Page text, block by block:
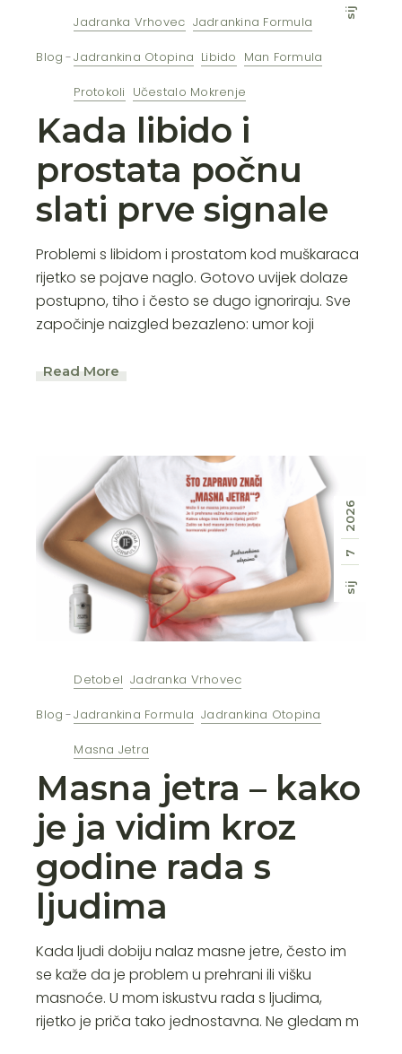
sij
Blog
Jadranka Vrhovec Jadrankina Formula
Jadrankina Otopina Libido Man Formula
Protokoli Učestalo Mokrenje
Kada libido i
prostata počnu
slati prve signale
Problemi s libidom i prostatom kod muškaraca
rijetko se pojave naglo. Gotovo uvijek dolaze
postupno, tiho i često se dugo ignoriraju. Sve
započinje naizgled bezazleno: umor koji
Read More
sij
7
2026
Blog
Detobel Jadranka Vrhovec
Jadrankina Formula Jadrankina Otopina
Masna Jetra
Masna jetra – kako
je ja vidim kroz
godine rada s
ljudima
Kada ljudi dobiju nalaz masne jetre, često im
se kaže da je problem u prehrani ili višku
masnoće. U mom iskustvu rada s ljudima,
rijetko je priča tako jednostavna. Ne gledam m